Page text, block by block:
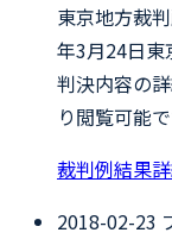
東京地方裁
年3月24日東
判決内容の
り閲覧可能で
裁判例結果
2018-02-23